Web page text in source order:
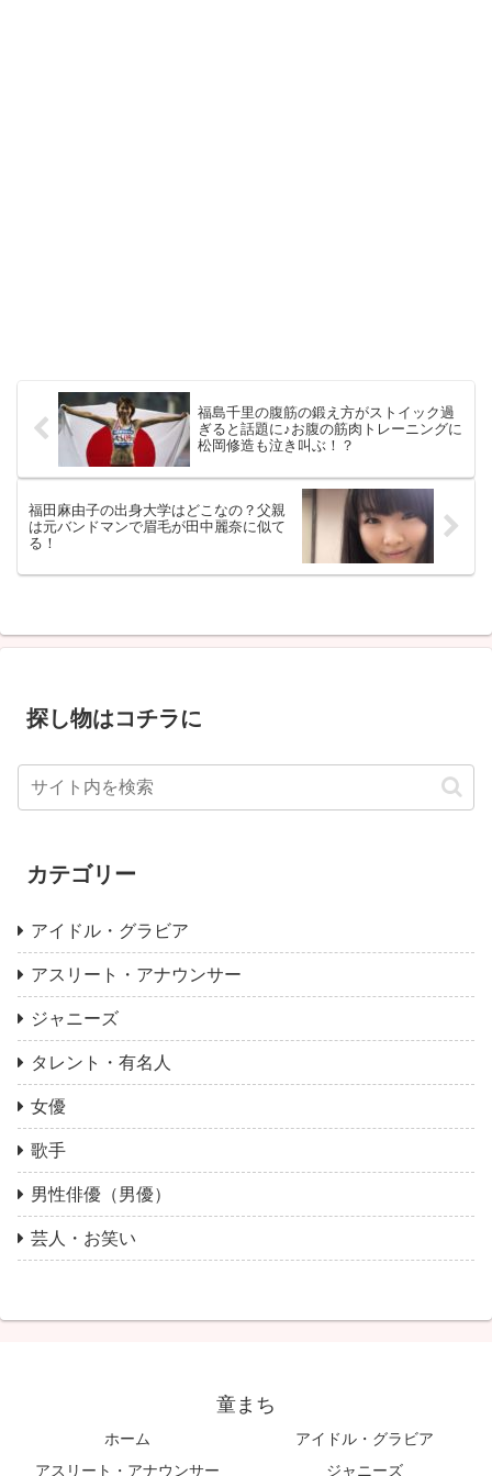
福島千里の腹筋の鍛え方がストイック過
ぎると話題に♪お腹の筋肉トレーニングに
松岡修造も泣き叫ぶ！？
福田麻由子の出身大学はどこなの？父親
は元バンドマンで眉毛が田中麗奈に似て
る！
探し物はコチラに
カテゴリー
アイドル・グラビア
アスリート・アナウンサー
ジャニーズ
タレント・有名人
女優
歌手
男性俳優（男優）
芸人・お笑い
童まち
ホーム
アイドル・グラビア
アスリート・アナウンサー
ジャニーズ